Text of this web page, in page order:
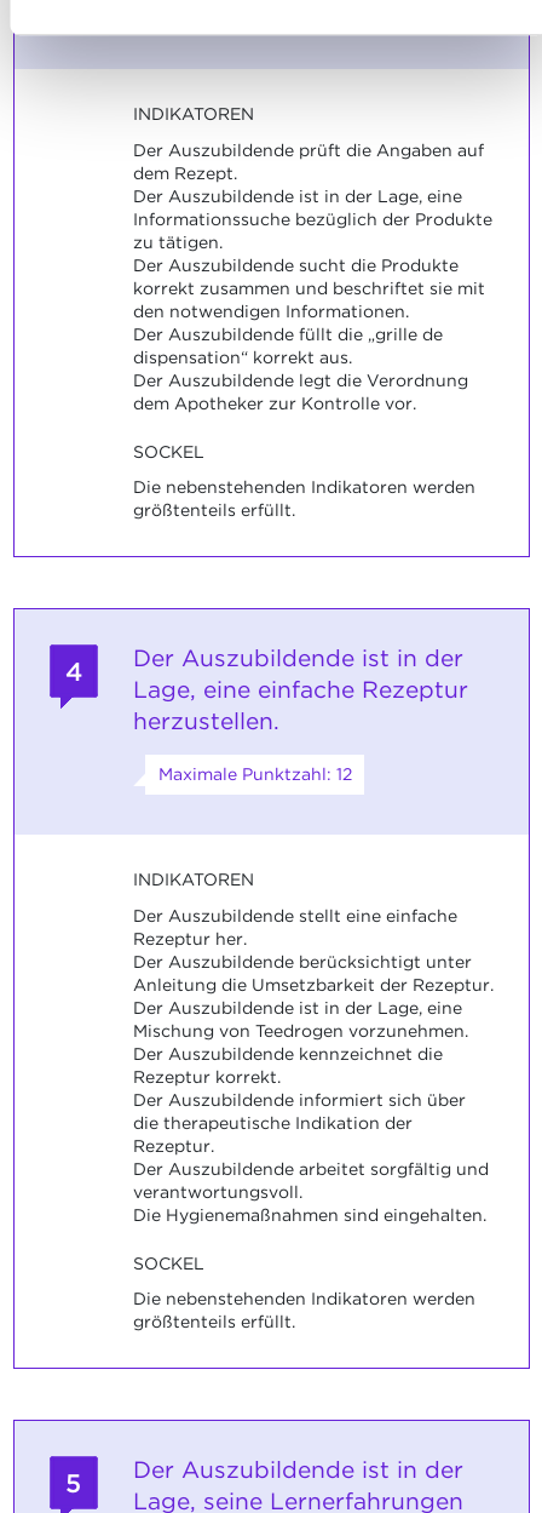
INDIKATOREN
Der Auszubildende prüft die Angaben auf
dem Rezept.
Der Auszubildende ist in der Lage, eine
Informationssuche bezüglich der Produkte
zu tätigen.
Der Auszubildende sucht die Produkte
korrekt zusammen und beschriftet sie mit
den notwendigen Informationen.
Der Auszubildende füllt die „grille de
dispensation“ korrekt aus.
Der Auszubildende legt die Verordnung
dem Apotheker zur Kontrolle vor.
SOCKEL
Die nebenstehenden Indikatoren werden
größtenteils erfüllt.
4
Der Auszubildende ist in der
Lage, eine einfache Rezeptur
herzustellen.
Maximale Punktzahl: 12
INDIKATOREN
Der Auszubildende stellt eine einfache
Rezeptur her.
Der Auszubildende berücksichtigt unter
Anleitung die Umsetzbarkeit der Rezeptur.
Der Auszubildende ist in der Lage, eine
Mischung von Teedrogen vorzunehmen.
Der Auszubildende kennzeichnet die
Rezeptur korrekt.
Der Auszubildende informiert sich über
die therapeutische Indikation der
Rezeptur.
Der Auszubildende arbeitet sorgfältig und
verantwortungsvoll.
Die Hygienemaßnahmen sind eingehalten.
SOCKEL
Die nebenstehenden Indikatoren werden
größtenteils erfüllt.
5
Der Auszubildende ist in der
Lage, seine Lernerfahrungen